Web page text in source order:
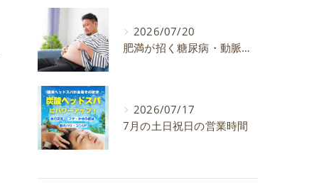
2026/07/20
肥満が招く糖尿病・動脈硬化のリスクとは？30代40代男性が今すぐ始めたい予防法を徹底解説
2026/07/17
7月の土日祝日の営業時間